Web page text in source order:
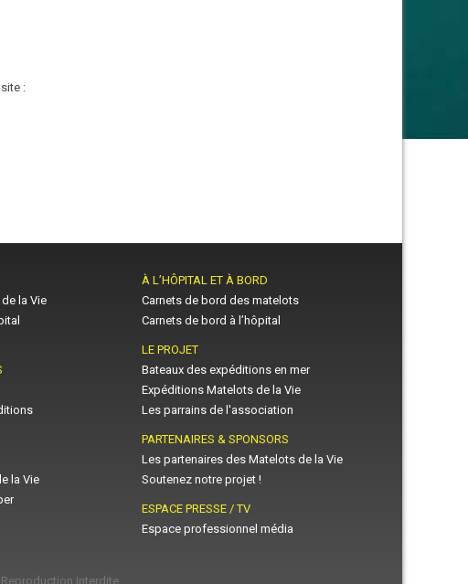
:
la Vie
la Vie
À L’HÔPITAL ET À BORD
Carnets de bord des matelots
Carnets de bord à l’hôpital
LE PROJET
Bateaux des expéditions en mer
Expéditions Matelots de la Vie
Les parrains de l'association
PARTENAIRES & SPONSORS
Les partenaires des Matelots de la Vie
Soutenez notre projet !
ESPACE PRESSE / TV
Espace professionnel média
Interdite